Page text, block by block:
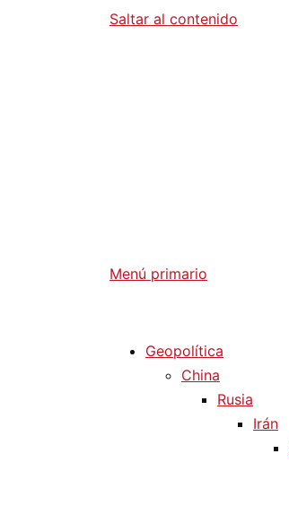
Saltar al contenido
Menú primario
Geopolítica
China
Rusia
Irán